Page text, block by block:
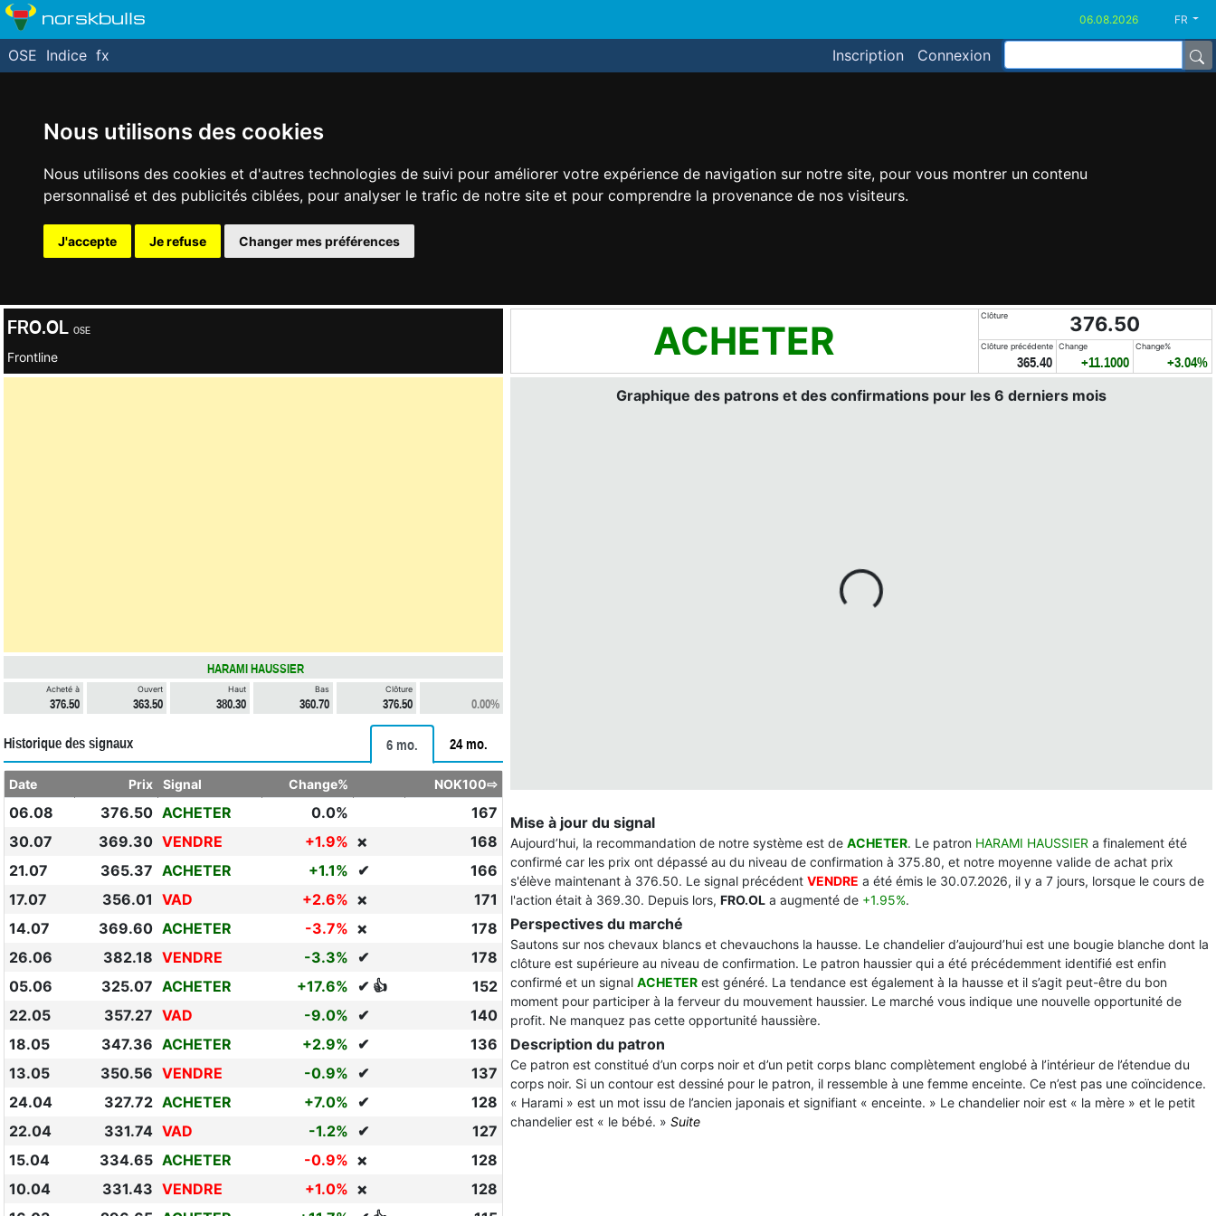
Nous utilisons des cookies
Nous utilisons des cookies et d'autres technologies de suivi pour améliorer votre expérience de navigation sur notre site, pour vous montrer un contenu
personnalisé et des publicités ciblées, pour analyser le trafic de notre site et pour comprendre la provenance de nos visiteurs.
J'accepte Je refuse Changer mes préférences
norskbulls FR
Inscription Connexion
OSE Indice fx
FRO.OL OSE
Frontline ACHETER
Clôture 376.50
Clôture précédente
365.40
Change
+11.1000
Change%
+3.04%
HARAMI HAUSSIER
Acheté à
376.50
Ouvert
363.50
Haut
380.30
Bas
360.70
Clôture
376.50 0.00%
Historique des signaux 6 mo. 24 mo.
Date Prix Signal Change% NOK100⇨
06.08 376.50 ACHETER 0.0%
167
30.07
369.30 VENDRE +1.9% ❌
168
21.07
365.37 ACHETER +1.1% ✔
166
17.07
356.01 VAD +2.6% ❌
171
14.07
369.60 ACHETER -3.7% ❌
178
26.06
382.18 VENDRE -3.3% ✔
178
05.06
325.07 ACHETER +17.6% ✔ 👍
152
22.05
357.27 VAD -9.0% ✔
140
18.05
347.36 ACHETER +2.9% ✔
136
13.05
350.56 VENDRE -0.9% ✔
137
24.04
327.72 ACHETER +7.0% ✔
128
22.04
331.74 VAD -1.2% ✔
127
15.04
334.65 ACHETER -0.9% ❌
128
10.04
331.43 VENDRE +1.0% ❌
128
Graphique des patrons et des confirmations pour les 6 derniers mois
Mise à jour du signal
Aujourd’hui, la recommandation de notre système est de ACHETER. Le patron HARAMI HAUSSIER a finalement été
confirmé car les prix ont dépassé au du niveau de confirmation à 375.80, et notre moyenne valide de achat prix
s'élève maintenant à 376.50. Le signal précédent VENDRE a été émis le 30.07.2026, il y a 7 jours, lorsque le cours de
l'action était à 369.30. Depuis lors, FRO.OL a augmenté de +1.95%.
Perspectives du marché
Sautons sur nos chevaux blancs et chevauchons la hausse. Le chandelier d’aujourd’hui est une bougie blanche dont la
clôture est supérieure au niveau de confirmation. Le patron haussier qui a été précédemment identifié est enfin
confirmé et un signal ACHETER est généré. La tendance est également à la hausse et il s’agit peut-être du bon
moment pour participer à la ferveur du mouvement haussier. Le marché vous indique une nouvelle opportunité de
profit. Ne manquez pas cette opportunité haussière.
Description du patron
Ce patron est constitué d’un corps noir et d’un petit corps blanc complètement englobé à l’intérieur de l’étendue du
corps noir. Si un contour est dessiné pour le patron, il ressemble à une femme enceinte. Ce n’est pas une coïncidence.
« Harami » est un mot issu de l’ancien japonais et signifiant « enceinte. » Le chandelier noir est « la mère » et le petit
chandelier est « le bébé. » Suite